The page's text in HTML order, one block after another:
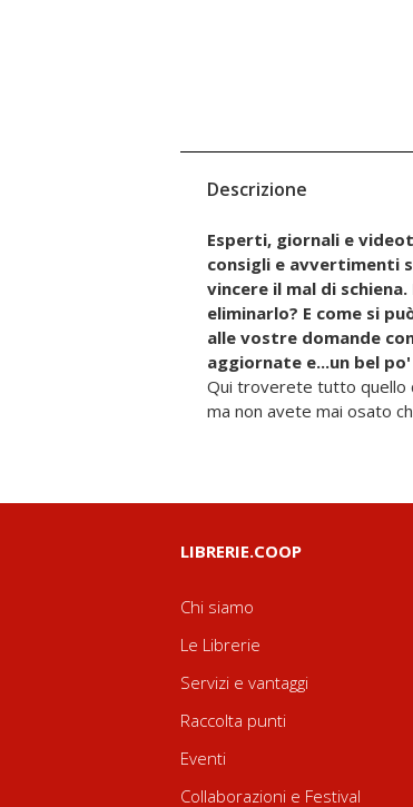
Descrizione
Esperti, giornali e
consigli e avvertimenti
vincere il mal di
eliminarlo? E come si
alle vostre domande
aggiornate e...un bel
Qui troverete tutto quello
ma non avete mai osato
informazioni preziose su
LIBRERIE.COOP
Chi siamo
Le Librerie
Servizi e vantaggi
Raccolta punti
Eventi
Collaborazioni e Festival